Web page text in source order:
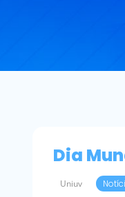
Dia
Uniuv